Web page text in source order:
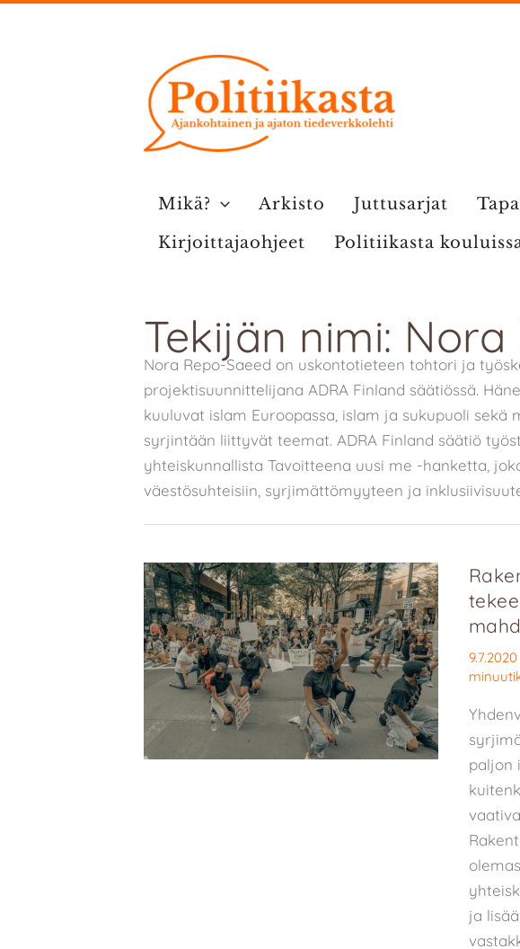
Mikä? Arkisto Juttusarjat
Kirjoittajaohjeet
Politiikasta
Tekijän nimi: Nora
Nora Repo-Saeed on uskontotieteen tohtori ja
projektisuunnittelijana ADRA Finland säätiössä.
kuuluvat islam Euroopassa, islam ja sukupuoli sekä
syrjintään liittyvät teemat. ADRA Finland säätiö
yhteiskunnallista Tavoitteena uusi me -hanketta,
väestösuhteisiin, syrjimättömyyteen ja
9.7.2020
paljon
ja